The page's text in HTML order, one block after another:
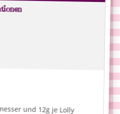
und 12g je Lolly